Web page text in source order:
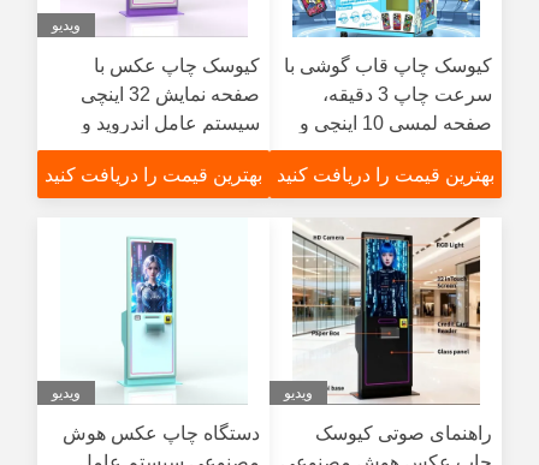
کیوسک چاپ قاب گوشی با
سرعت چاپ 3 دقیقه،
صفحه لمسی 10 اینچی و
راهنمای صوتی برای
سفارشی‌سازی فوری
بهترین قیمت را دریافت کنید
ویدیو
کیوسک چاپ عکس با
صفحه نمایش 32 اینچی
سیستم عامل اندروید و
هدایت صوتی که تجربه
کاربر را بهبود می بخشد
بهترین قیمت را دریافت کنید
ویدیو
راهنمای صوتی کیوسک
ویدیو
دستگاه چاپ عکس هوش